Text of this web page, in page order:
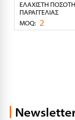
ΕΛΆΧΙΣΤΗ
ΠΑΡΑΓΓΕΛΊΑΣ
MOQ: 2